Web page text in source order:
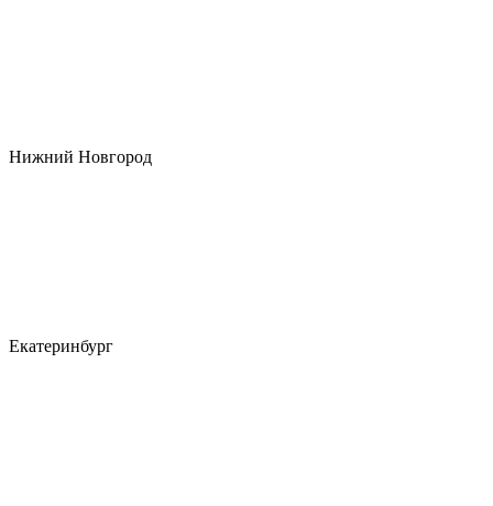
Нижний Новгород
Екатеринбург